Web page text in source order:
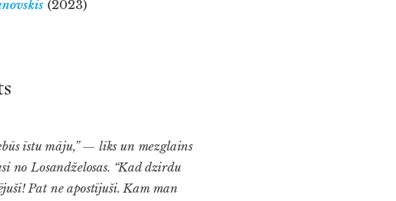
(2023)
īstu māju,” — līks un mezglains
no Losandželosas. “Kad dzirdu
Pat ne apostījuši. Kam man